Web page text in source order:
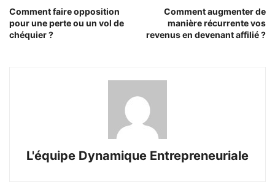
Comment faire opposition
pour une perte ou un vol de
chéquier ?
Comment augmenter de
manière récurrente vos
revenus en devenant affilié ?
L'équipe Dynamique Entrepreneuriale